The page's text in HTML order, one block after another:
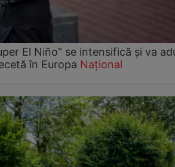
El Niño” se intensifică și va
în Europa Național